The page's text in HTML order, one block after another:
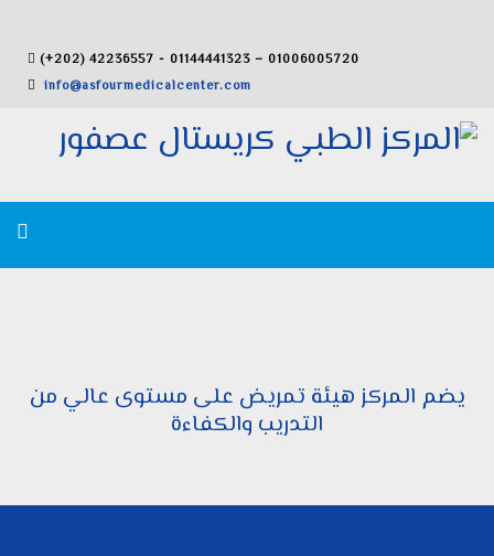
(+202) 42236557 - 01144441323 – 01006005720
info@asfourmedicalcenter.com
يضم المركز هيئة تمريض على مستوى عالي من
التدريب والكفاءة